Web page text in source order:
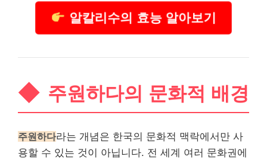
알칼리수의 효능 알아보기
주원하다의 문화적 배경
주원하다라는 개념은 한국의 문화적 맥락에서만 사
용할 수 있는 것이 아닙니다. 전 세계 여러 문화권에